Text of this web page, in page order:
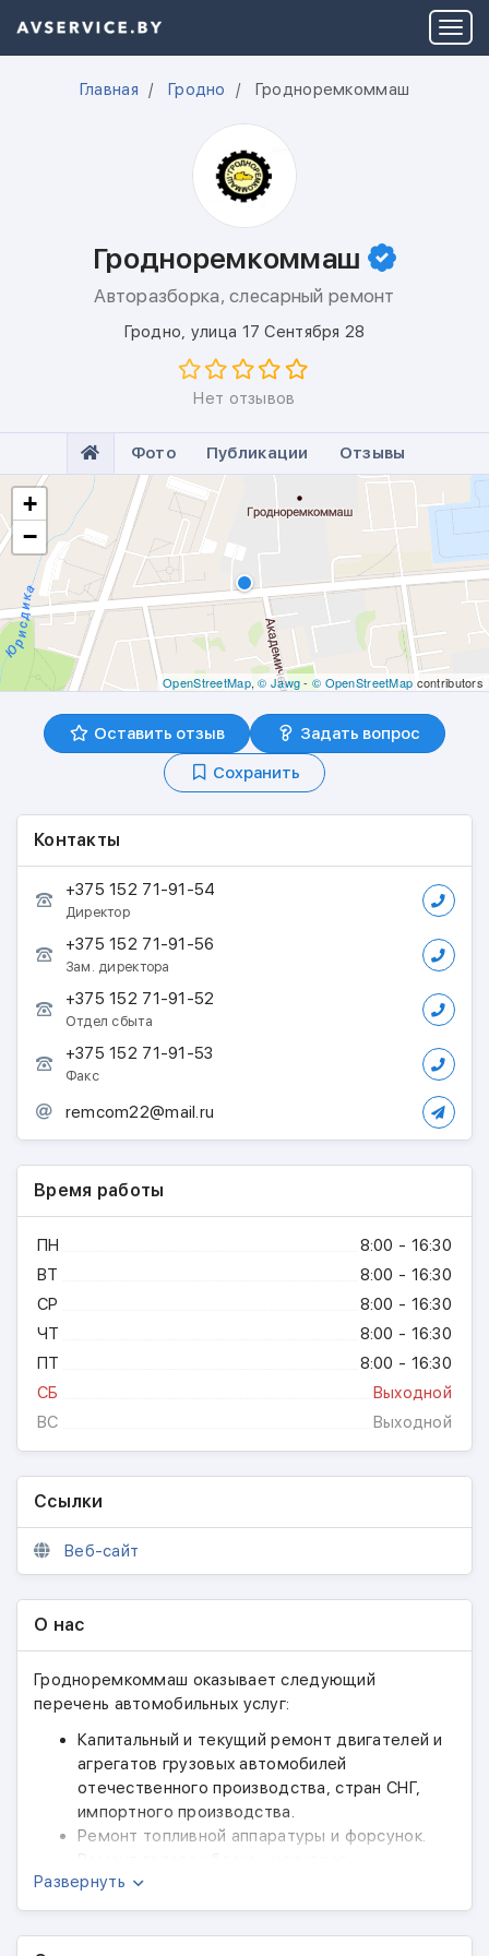
Главная Гродно Гродноремкоммаш
Гродноремкоммаш
Авторазборка, слесарный ремонт
Гродно, улица 17 Сентября 28
Нет отзывов
Фото Публикации Отзывы
+
−
OpenStreetMap,© Jawg- © OpenStreetMap contributors
Оставить отзыв
Задать вопрос
Сохранить
Контакты
+375 152 71-91-54
Директор
+375 152 71-91-56
Зам. директора
+375 152 71-91-52
Отдел сбыта
+375 152 71-91-53
Факс
remcom22@mail.ru
Время работы
ПН
8:00 - 16:30
ВТ
8:00 - 16:30
СР
8:00 - 16:30
ЧТ
8:00 - 16:30
ПТ
8:00 - 16:30
СБ
Выходной
ВС
Выходной
Ссылки
Веб-сайт
О нас
Гродноремкоммаш оказывает следующий
перечень автомобильных услуг:
Капитальный и текущий ремонт двигателей и
агрегатов грузовых автомобилей
отечественного производства, стран СНГ,
импортного производства.
Ремонт топливной аппаратуры и форсунок.
Ремонт блоков цилиндров.
Ремонт (шлифовка) коленчатых валов.
Оказываем услуги по переоборудованию
Развернуть